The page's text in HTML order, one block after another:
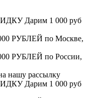
Дарим 1 000 руб
РУБЛЕЙ по Москве,
РУБЛЕЙ по России,
нашу рассылку
Дарим 1 000 руб